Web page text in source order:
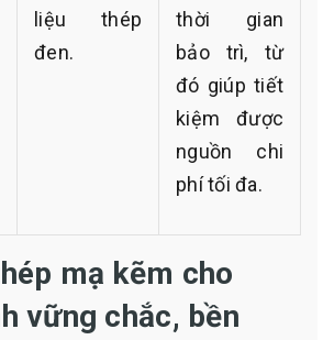
liệu thép
đen.
thời gian
bảo trì, từ
đó giúp tiết
kiệm được
nguồn chi
phí tối đa.
mạ kẽm cho
vững chắc, bền